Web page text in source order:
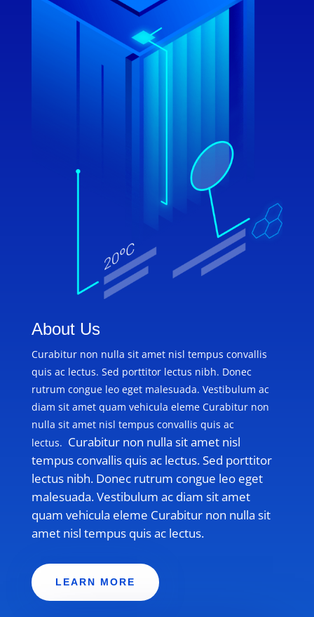
About Us
Curabitur non nulla sit amet nisl tempus convallis
quis ac lectus. Sed porttitor lectus nibh. Donec
rutrum congue leo eget malesuada. Vestibulum ac
diam sit amet quam vehicula eleme Curabitur non
nulla sit amet nisl tempus convallis quis ac
lectus. Curabitur non nulla sit amet nisl
tempus convallis quis ac lectus. Sed porttitor
lectus nibh. Donec rutrum congue leo eget
malesuada. Vestibulum ac diam sit amet
quam vehicula eleme Curabitur non nulla sit
amet nisl tempus quis ac lectus.
LEARN MORE